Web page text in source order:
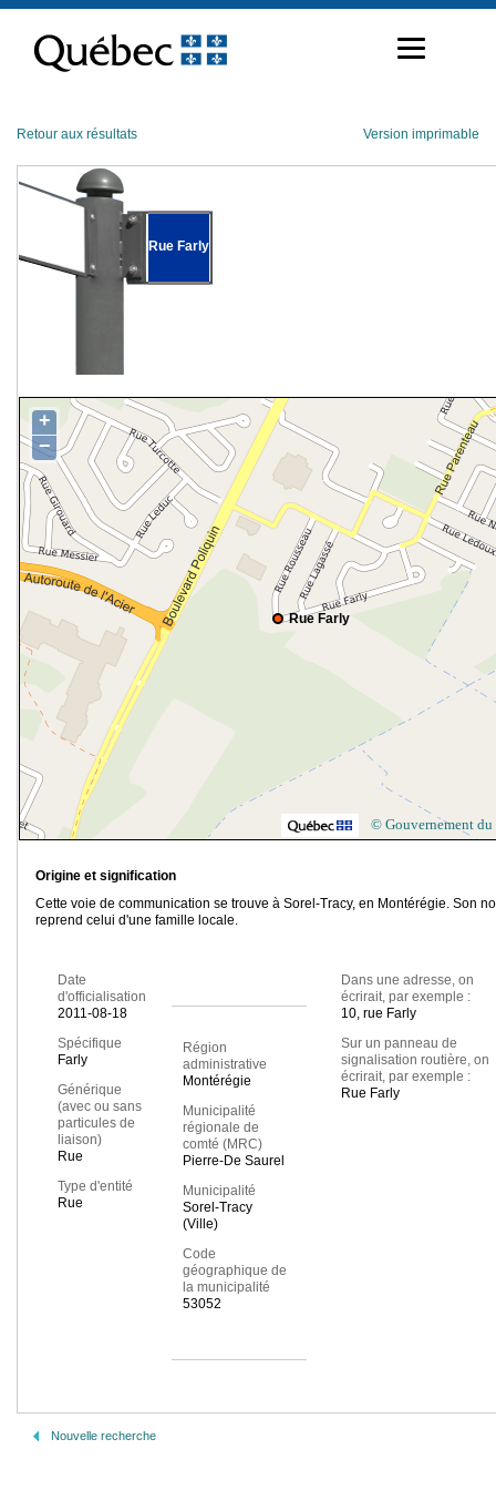
contenu
Retour aux résultats Version imprimable
Rue Farly
Rue Farly
+
−
© Gouvernement du
Origine et signification
Cette voie de communication se trouve à Sorel-Tracy, en Montérégie. Son
reprend celui d'une famille locale.
Date
d'officialisation
2011-08-18
Spécifique
Farly
Générique
(avec ou sans
particules de
liaison)
Rue
Type d'entité
Rue
Région
administrative
Montérégie
Municipalité
régionale de
comté (MRC)
Pierre-De Saurel
Municipalité
Sorel-Tracy
(Ville)
Code
géographique de
la municipalité
53052
Dans une adresse, on
écrirait, par exemple :
10, rue Farly
Sur un panneau de
signalisation routière, on
écrirait, par exemple :
Rue Farly
Nouvelle recherche